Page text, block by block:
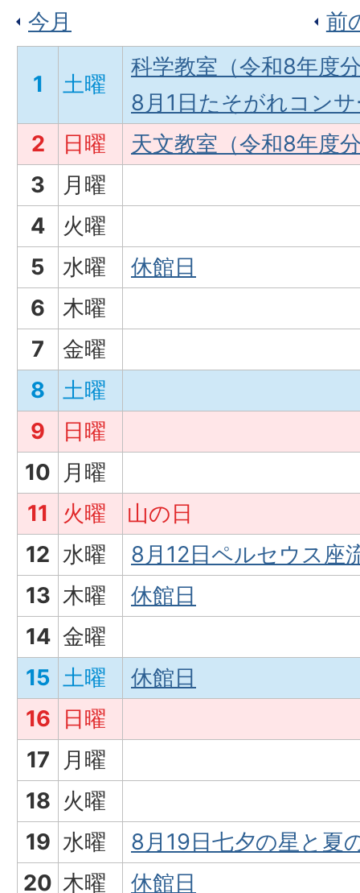
今月 前
1 土曜
科学教室（令和8年度
8月1日たそがれコン
2
日曜
天文教室（令和8年度
3
月曜
4
火曜
5
水曜
休館日
6
木曜
7
金曜
8
土曜
9
日曜
10
月曜
11
火曜
山の日
12 水曜
8月12日ペルセウス座
13 木曜
休館日
14 金曜
15 土曜
休館日
16
日曜
17
月曜
18 火曜
19 水曜
8月19日七夕の星と夏
20 木曜 休館日